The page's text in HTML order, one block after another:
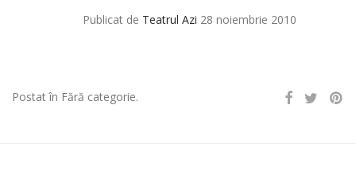
Publicat de Teatrul Azi 28 noiembrie 2010
Postat în Fără categorie.